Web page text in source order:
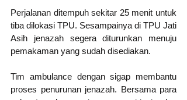
Perjalanan ditempuh sekitar 25 menit untuk
tiba dilokasi TPU. Sesampainya di TPU Jati
Asih jenazah segera diturunkan menuju
pemakaman yang sudah disediakan.
Tim ambulance dengan sigap membantu
proses penurunan jenazah. Bersama para